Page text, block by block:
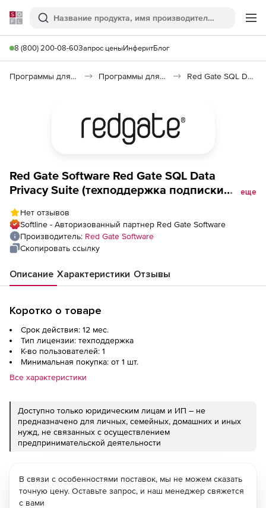
Softline
Поиск
8 (800) 200-08-60Запрос ценыИнферитБлог
Программы для программирования Программы для работы с базами данных Red Gate SQL Data Privacy Suite
Red Gate Software Red Gate SQL Data
Privacy Suite (техподдержка подписки
еще
Нет отзывов
Softline - Авторизованный партнер Red Gate Software
Производитель: Red Gate Software
Скопировать ссылку
Описание Характеристики Отзывы
Коротко о товаре
Срок действия: 12 мес.
Тип лицензии: техподдержка
К-во пользователей: 1
Минимальная покупка: от 1 шт.
Все характеристики
Доступно только юридическим лицам и ИП – не
предназначено для личных, семейных, домашних и иных
нужд, не связанных с осуществлением
предпринимательской деятельности
В связи с особенностями поставок, мы не можем сказать
точную цену. Оставьте запрос, и наш менеджер свяжется
с вами